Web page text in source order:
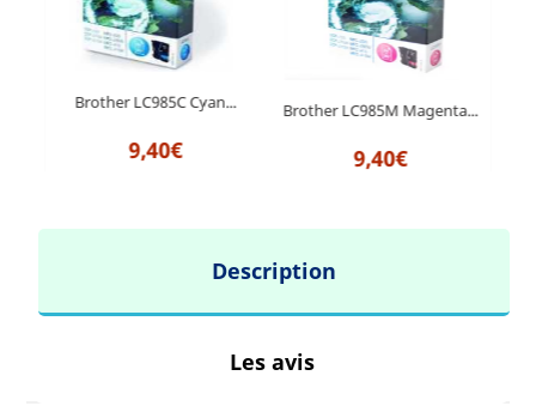
Brother LC985C Cyan...
9,40€
Brother LC985M Magenta...
9,40€
Description
Les avis